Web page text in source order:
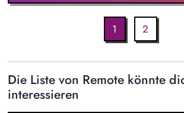
1 2
Die Liste von Remote könnte
interessieren